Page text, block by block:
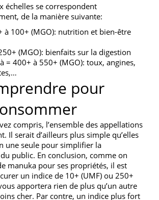
échelles se correspondent
de la manière suivante:
à 100+ (MGO): nutrition et bien-être
(MGO): bienfaits sur la digestion
= 400+ à 550+ (MGO): toux, angines,
pour
compris, l’ensemble des appellations
Il serait d’ailleurs plus simple qu’elles
une seule pour simplifier la
public. En conclusion, comme on
manuka pour ses propriétés, il est
un indice de 10+ (UMF) ou 250+
apportera rien de plus qu’un autre
cher. Par contre, un indice plus fort